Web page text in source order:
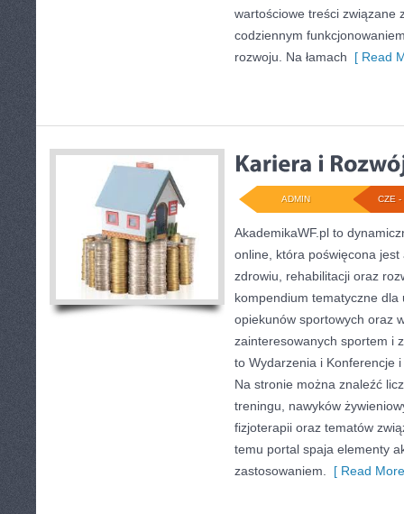
wartościowe treści związane
codziennym
rozwoju. Na łamach [ Read
CZE -
ADMIN
AkademikaWF.pl to
online, która poświęcona jest
zdrowiu, rehabilitacji oraz
kompendium tematyczne dla
opiekunów sportowych oraz
zainteresowanych sportem i
to Wydarzenia i Konferencje
Na stronie można znaleźć
treningu, nawyków
fizjoterapii oraz tematów
temu portal spaja elementy
zastosowaniem.
[ Read